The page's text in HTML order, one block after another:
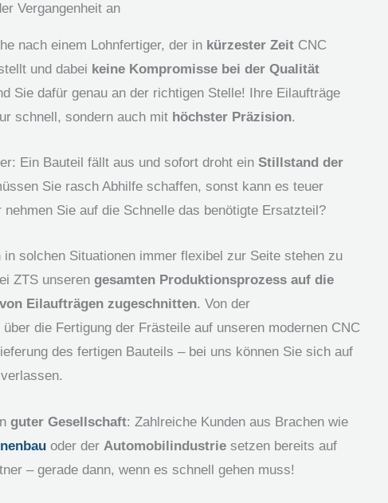
Vergangenheit an
nach einem Lohnfertiger, der in kürzester Zeit CNC
und dabei keine Kompromisse bei der Qualität
Sie dafür genau an der richtigen Stelle! Ihre Eilaufträge
schnell, sondern auch mit höchster Präzision.
Ein Bauteil fällt aus und sofort droht ein Stillstand der
Sie rasch Abhilfe schaffen, sonst kann es teuer
nehmen Sie auf die Schnelle das benötigte Ersatzteil?
in solchen Situationen immer flexibel zur Seite stehen zu
ZTS unseren gesamten Produktionsprozess auf die
Eilaufträgen zugeschnitten. Von der
die Fertigung der Frästeile auf unseren modernen CNC
des fertigen Bauteils – bei uns können Sie sich auf
verlassen.
guter Gesellschaft: Zahlreiche Kunden aus Brachen wie
oder der Automobilindustrie setzen bereits auf
– gerade dann, wenn es schnell gehen muss!